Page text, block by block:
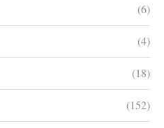
(6)
(4)
(18)
(152)